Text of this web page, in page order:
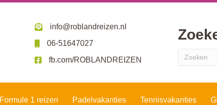
info@roblandreizen.nl
06-51647027
fb.com/ROBLANDREIZEN
Formule 1 reizen Padelvakanties Tennisvakanties